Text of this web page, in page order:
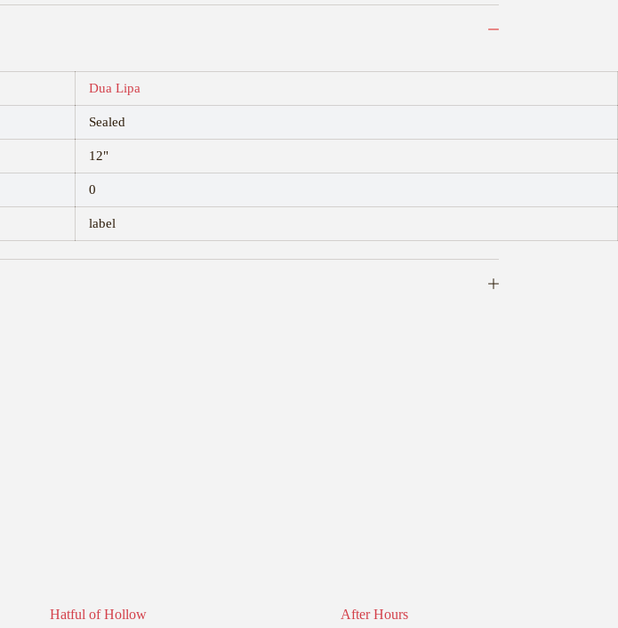
Dua Lipa
Sealed
12"
0
label
Hatful of Hollow After Hours